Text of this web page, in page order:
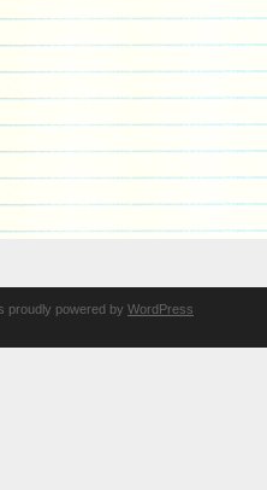
proudly powered by WordPress